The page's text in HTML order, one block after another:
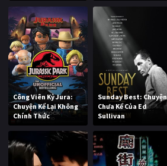
Công Viên Kỷ Jura:
Chuyện Kể Lại Không
Chính Thức
Sunday Best: Chuyện
Chưa Kể Của Ed
Sullivan